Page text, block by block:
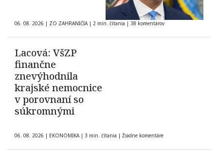
06. 08. 2026 | ZO ZAHRANIČIA | 2 min. čítania | 38 komentárov
Lacová: VšZP
finančne
znevýhodnila
krajské nemocnice
v porovnaní so
súkromnými
06. 08. 2026 | EKONOMIKA | 3 min. čítania | Žiadne komentáre